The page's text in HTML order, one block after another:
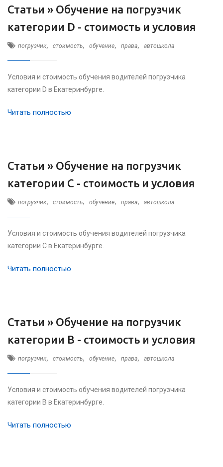
Статьи » Обучение на погрузчик
категории D - стоимость и условия
погрузчик, стоимость, обучение, права, автошкола
Условия и стоимость обучения водителей погрузчика
категории D в Екатеринбурге.
Читать полностью
Статьи » Обучение на погрузчик
категории C - стоимость и условия
погрузчик, стоимость, обучение, права, автошкола
Условия и стоимость обучения водителей погрузчика
категории C в Екатеринбурге.
Читать полностью
Статьи » Обучение на погрузчик
категории B - стоимость и условия
погрузчик, стоимость, обучение, права, автошкола
Условия и стоимость обучения водителей погрузчика
категории B в Екатеринбурге.
Читать полностью